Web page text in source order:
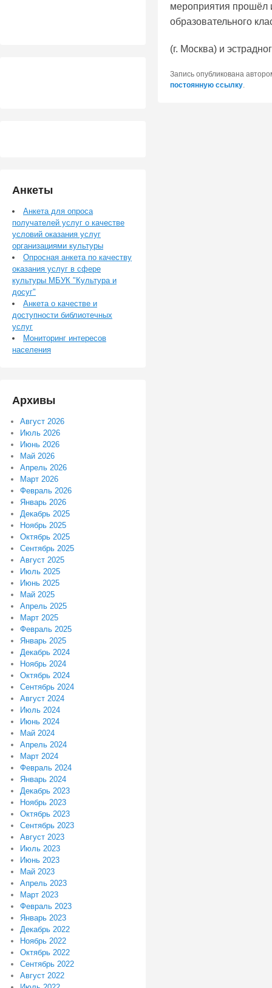
мероприятия прошёл
образовательного
(г. Москва) и
Запись опубликована
постоянную ссылку
Анкеты
Анкета для опроса
получателей услуг о качестве
условий оказания услуг
организациями культуры
Опросная анкета по качеству
оказания услуг в сфере
культуры МБУК "Культура и
досуг"
Анкета о качестве и
доступности библиотечных
услуг
Мониторинг интересов
населения
Архивы
Август 2026
Июль 2026
Июнь 2026
Май 2026
Апрель 2026
Март 2026
Февраль 2026
Январь 2026
Декабрь 2025
Ноябрь 2025
Октябрь 2025
Сентябрь 2025
Август 2025
Июль 2025
Июнь 2025
Май 2025
Апрель 2025
Март 2025
Февраль 2025
Январь 2025
Декабрь 2024
Ноябрь 2024
Октябрь 2024
Сентябрь 2024
Август 2024
Июль 2024
Июнь 2024
Май 2024
Апрель 2024
Март 2024
Февраль 2024
Январь 2024
Декабрь 2023
Ноябрь 2023
Октябрь 2023
Сентябрь 2023
Август 2023
Июль 2023
Июнь 2023
Май 2023
Апрель 2023
Март 2023
Февраль 2023
Январь 2023
Декабрь 2022
Ноябрь 2022
Октябрь 2022
Сентябрь 2022
Август 2022